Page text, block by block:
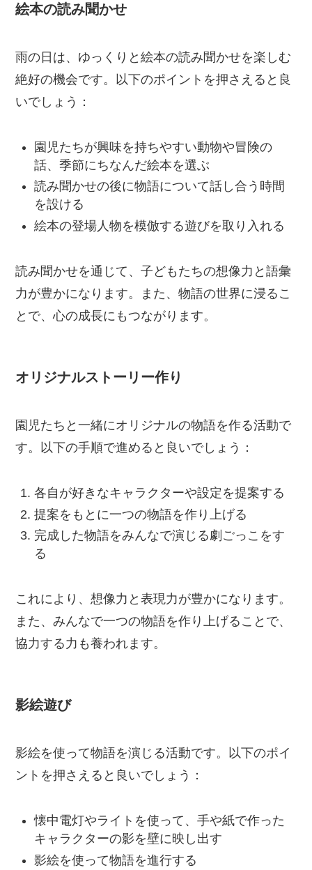
絵本の読み聞かせ
雨の日は、ゆっくりと絵本の読み聞かせを楽しむ
絶好の機会です。以下のポイントを押さえると良
いでしょう：
園児たちが興味を持ちやすい動物や冒険の
話、季節にちなんだ絵本を選ぶ
読み聞かせの後に物語について話し合う時間
を設ける
絵本の登場人物を模倣する遊びを取り入れる
読み聞かせを通じて、子どもたちの想像力と語彙
力が豊かになります。また、物語の世界に浸るこ
とで、心の成長にもつながります。
オリジナルストーリー作り
園児たちと一緒にオリジナルの物語を作る活動で
す。以下の手順で進めると良いでしょう：
各自が好きなキャラクターや設定を提案する
提案をもとに一つの物語を作り上げる
完成した物語をみんなで演じる劇ごっこをす
る
これにより、想像力と表現力が豊かになります。
また、みんなで一つの物語を作り上げることで、
協力する力も養われます。
影絵遊び
影絵を使って物語を演じる活動です。以下のポイ
ントを押さえると良いでしょう：
懐中電灯やライトを使って、手や紙で作った
キャラクターの影を壁に映し出す
影絵を使って物語を進行する